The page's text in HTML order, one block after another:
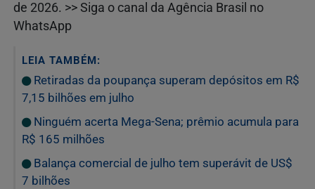
de 2026. >> Siga o canal da Agência Brasil no
WhatsApp
LEIA TAMBÉM:
Retiradas da poupança superam depósitos em R$
7,15 bilhões em julho
Ninguém acerta Mega-Sena; prêmio acumula para
R$ 165 milhões
Balança comercial de julho tem superávit de US$
7 bilhões